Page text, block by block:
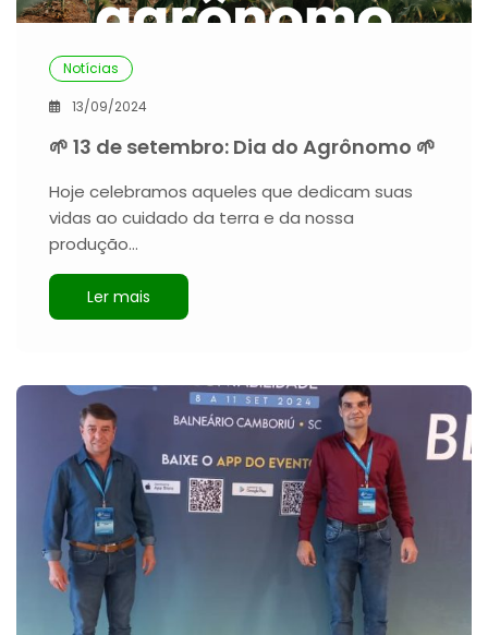
Notícias
13/09/2024
🌱 13 de setembro: Dia do Agrônomo 🌱
Hoje celebramos aqueles que dedicam suas
vidas ao cuidado da terra e da nossa
produção…
Ler mais